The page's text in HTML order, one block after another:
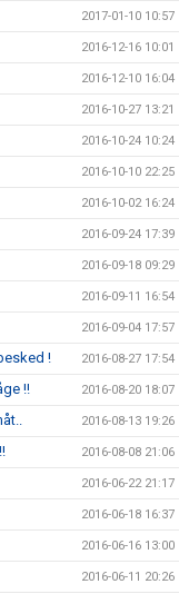
2017-01-10 10:57
2016-12-16 10:01
2016-12-10 16:04
2016-10-27 13:21
2016-10-24 10:24
2016-10-10 22:25
2016-10-02 16:24
2016-09-24 17:39
2016-09-18 09:29
2016-09-11 16:54
2016-09-04 17:57
! 2016-08-27 17:54
!! 2016-08-20 18:07
2016-08-13 19:26
2016-08-08 21:06
2016-06-22 21:17
2016-06-18 16:37
2016-06-16 13:00
2016-06-11 20:26